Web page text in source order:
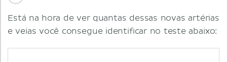
Está na hora de ver quantas dessas novas artérias
e veias você consegue identificar no teste abaixo: